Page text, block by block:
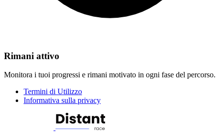
Rimani attivo
Monitora i tuoi progressi e rimani motivato in ogni fase del percorso.
Termini di Utilizzo
Informativa sulla privacy